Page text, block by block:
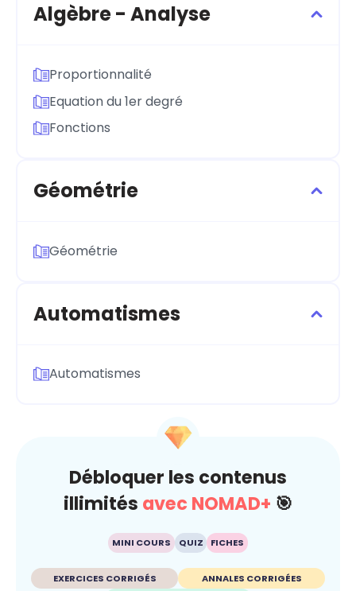
Algèbre - Analyse
Proportionnalité
Equation du 1er degré
Fonctions
Géométrie
Géométrie
Automatismes
Automatismes
Débloquer les contenus
illimités avec NOMAD+ 🎯
MINI COURS QUIZ FICHES
EXERCICES CORRIGÉS
ANNALES CORRIGÉES